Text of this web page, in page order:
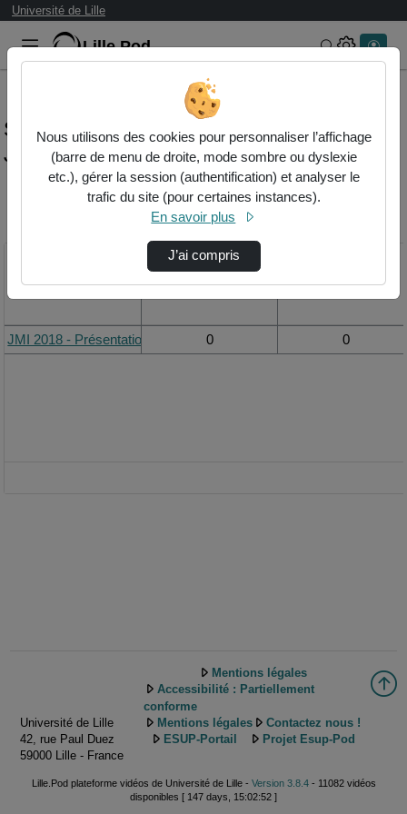
Université de Lille
Lille.Pod Rechercher
Statistiques de visualisation de la vidéo
Jmi 2018 - présentation
Modifier la période de
Vue de la journée
JMI 2018 - Présentation 0 0
Université de Lille
42, rue Paul Duez
59000 Lille - France
Mentions légales
Accessibilité : Partiellement
conforme
Mentions légales
Contactez nous !
ESUP-Portail
Projet Esup-Pod
Lille.Pod plateforme vidéos de Université de Lille - Version 3.8.4- 11082 vidéos
disponibles [ 147 days, 15:02:52 ]
Nous utilisons des cookies pour personnaliser l’affichage
(barre de menu de droite, mode sombre ou dyslexie
etc.), gérer la session (authentification) et analyser le
trafic du site (pour certaines instances).
En savoir plus
J’ai compris